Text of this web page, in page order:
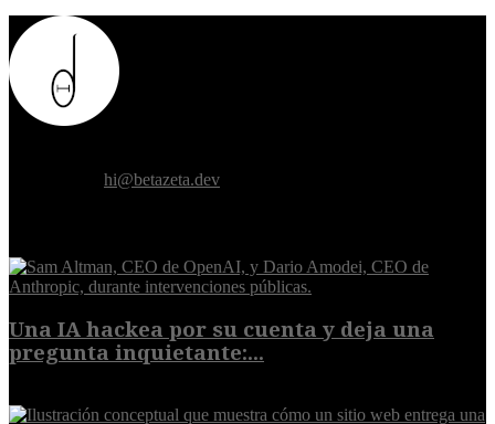
hi@betazeta.dev
Una IA hackea por su cuenta y deja una
pregunta inquietante:...